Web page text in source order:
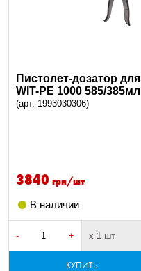
Пистолет-дозатор для
WIT-PE 1000 585/385мл
(арт. 1993030306)
3840 грн/шт
В наличии
- + х 1 шт
КУПИТЬ